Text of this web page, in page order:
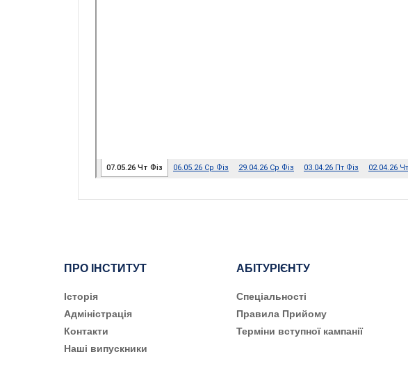
ПРО ІНСТИТУТ
Історія
Адміністрація
Контакти
Наші випускники
АБІТУРІЄНТУ
Cпеціальності
Правила Прийому
Терміни вступної кампанії